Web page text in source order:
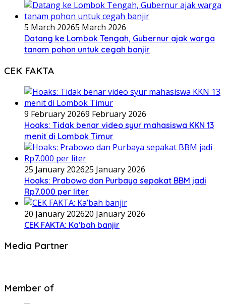
5 March 20265 March 2026
Datang ke Lombok Tengah, Gubernur ajak warga
tanam pohon untuk cegah banjir
CEK FAKTA
9 February 20269 February 2026
Hoaks: Tidak benar video syur mahasiswa KKN 13
menit di Lombok Timur
25 January 202625 January 2026
Hoaks: Prabowo dan Purbaya sepakat BBM jadi
Rp7.000 per liter
20 January 202620 January 2026
CEK FAKTA: Ka’bah banjir
Media Partner
Member of